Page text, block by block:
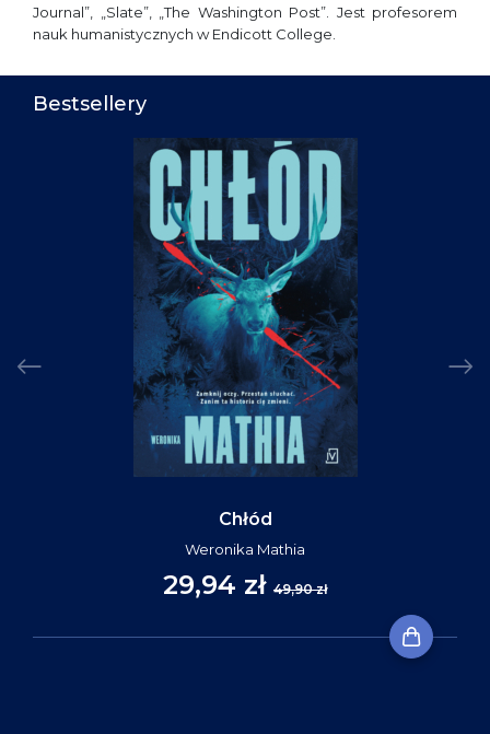
Journal”, „Slate”, „The Washington Post”. Jest profesorem
nauk humanistycznych w Endicott College.
Bestsellery
Chłód
Weronika Mathia
29,94 zł 49,90 zł